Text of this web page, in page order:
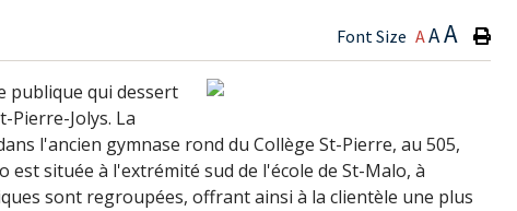
Font Size AAA
publique qui dessert
Pierre-Jolys. La
l'ancien gymnase rond du Collège St-Pierre, au 505,
située à l'extrémité sud de l'école de St-Malo, à
sont regroupées, offrant ainsi à la clientèle une plus